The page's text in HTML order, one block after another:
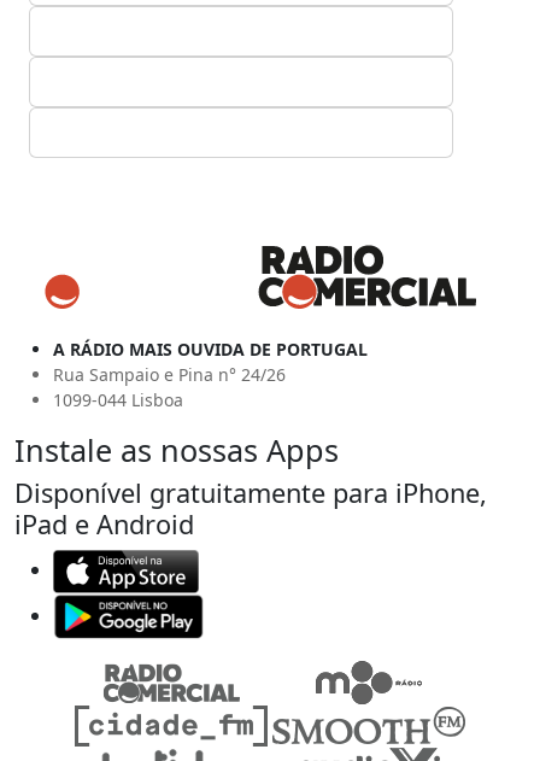
A RÁDIO MAIS OUVIDA DE PORTUGAL
Rua Sampaio e Pina n° 24/26
1099-044 Lisboa
Instale as nossas Apps
Disponível gratuitamente para iPhone,
iPad e Android